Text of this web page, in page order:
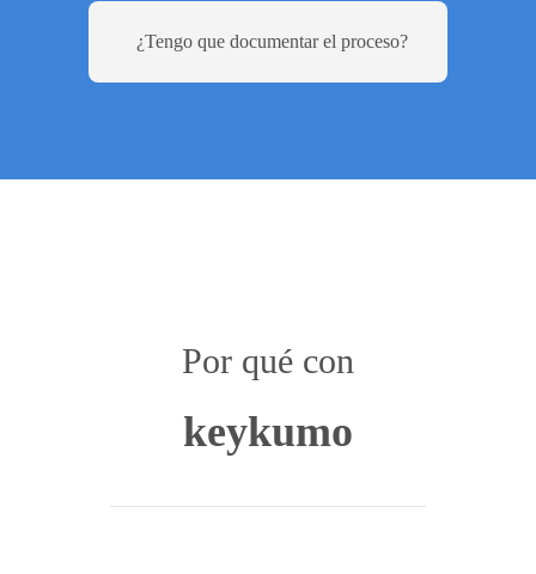
¿Tengo que documentar el proceso?
Por qué con
keykumo